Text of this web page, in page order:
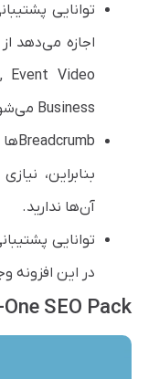
اجازه می‌دهد
Business می‌شوند، یکی را انتخاب کنند.
بنابراین،
آن‌ها ندارید.
در این افزونه
SEO Pack